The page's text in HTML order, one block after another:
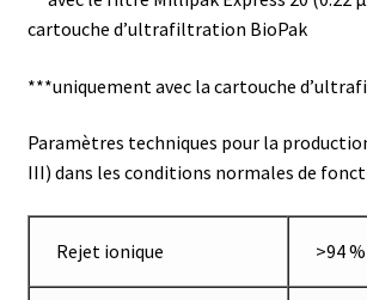
Echantillonneur d’air
cartouche d’ultrafiltration BioPak
***uniquement avec la cartouche
Paramètres techniques pour la
III) dans les conditions normales de
Rejet ionique >94 %